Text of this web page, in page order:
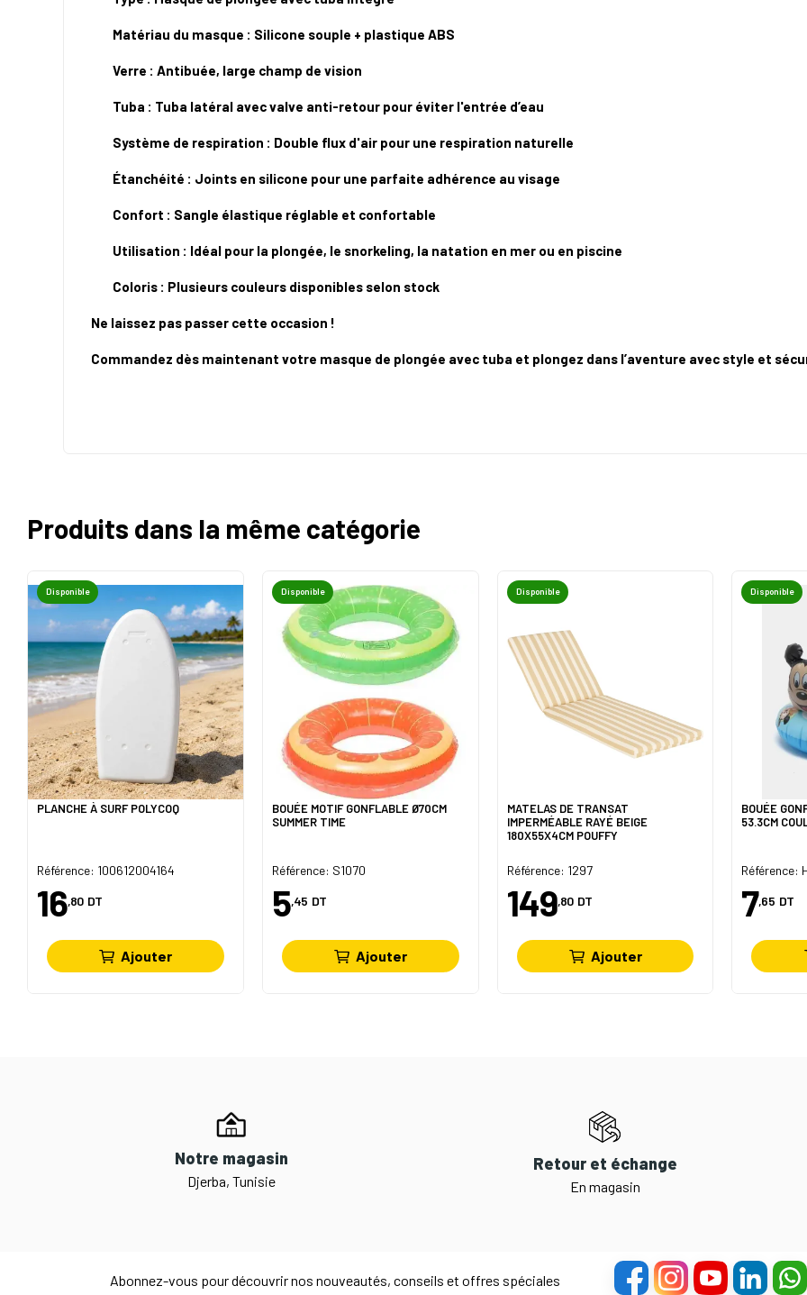
Matériau du masque : Silicone souple + plastique ABS
Verre : Antibuée, large champ de vision
Tuba : Tuba latéral avec valve anti-retour pour éviter l'entrée d’eau
Système de respiration : Double flux d'air pour une respiration naturelle
Étanchéité : Joints en silicone pour une parfaite adhérence au visage
Confort : Sangle élastique réglable et confortable
Utilisation : Idéal pour la plongée, le snorkeling, la natation en mer ou en piscine
Coloris : Plusieurs couleurs disponibles selon stock
Ne laissez pas passer cette occasion !
Commandez dès maintenant votre masque de plongée avec tuba et plongez dans l’aventure avec style et
Produits dans la même catégorie
Disponible
PLANCHE À SURF POLYCOQ
Référence: 100612004164
16,80 DT
Ajouter
Disponible
BOUÉE MOTIF GONFLABLE Ø70CM
SUMMER TIME
Référence: S1070
5,45 DT
Ajouter
Disponible
MATELAS DE TRANSAT
IMPERMÉABLE RAYÉ BEIGE
180X55X4CM POUFFY
Référence: 1297
149,80 DT
Ajouter
Disponible
BOUÉE
53.3CM
Référence:
7,65 DT
Notre magasin
Djerba, Tunisie
Retour et échange
En magasin
Abonnez-vous pour découvrir nos nouveautés, conseils et offres spéciales